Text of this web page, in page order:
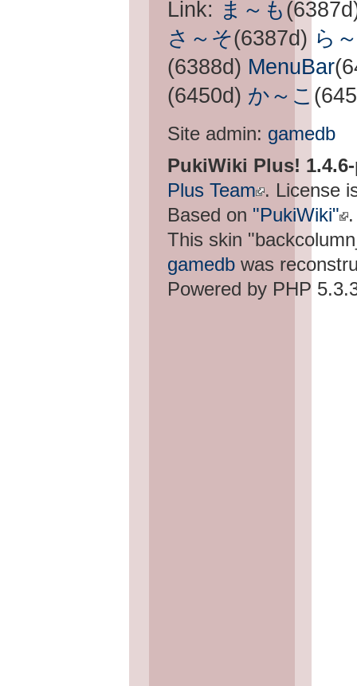
Link: ま～も
さ～そ(6387d) ら
(6388d) MenuBar
(6450d) か～こ
Site admin: gamedb
PukiWiki Plus!
Plus Team . License
Based on "PukiWiki" .
This skin
gamedb was
Powered by PHP